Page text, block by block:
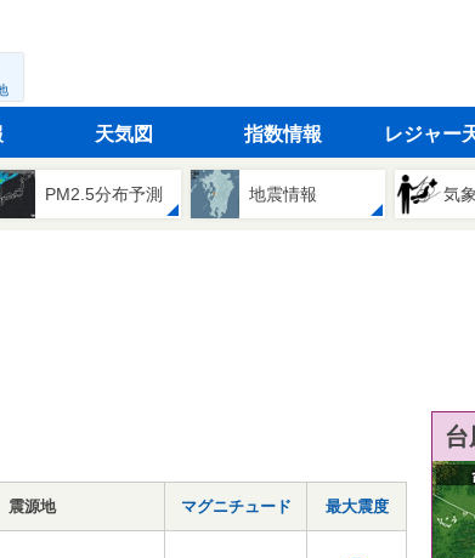
天気図 指数情報 レジャー
PM2.5分布予測 地震情報 気
震源地 マグニチュード 最大震度